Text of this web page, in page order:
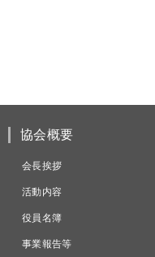
協会概要
会長挨拶
活動内容
役員名簿
事業報告等